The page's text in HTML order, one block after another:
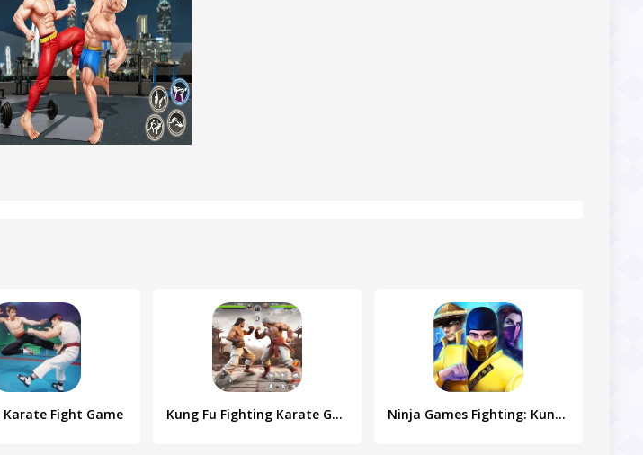
Karate Fight Game Kung Fu Fighting Karate Games Ninja Games Fighting: Kung Fu